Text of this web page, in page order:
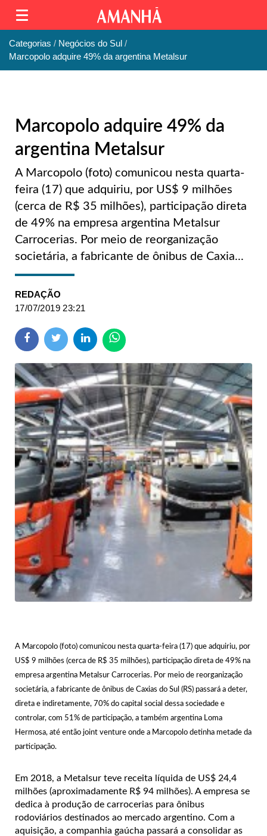
Categorias
Negócios do Sul
Marcopolo adquire 49% da argentina Metalsur
Marcopolo adquire 49% da
argentina Metalsur
A Marcopolo (foto) comunicou nesta quarta-
feira (17) que adquiriu, por US$ 9 milhões
(cerca de R$ 35 milhões), participação direta
de 49% na empresa argentina Metalsur
Carrocerias. Por meio de reorganização
societária, a fabricante de ônibus de Caxia...
REDAÇÃO
17/07/2019 23:21
A Marcopolo (foto) comunicou nesta quarta-feira (17) que adquiriu, por
US$ 9 milhões (cerca de R$ 35 milhões), participação direta de 49% na
empresa argentina Metalsur Carrocerias. Por meio de reorganização
societária, a fabricante de ônibus de Caxias do Sul (RS) passará a deter,
direta e indiretamente, 70% do capital social dessa sociedade e
controlar, com 51% de participação, a também argentina Loma
Hermosa, até então joint venture onde a Marcopolo detinha metade da
participação.
Em 2018, a Metalsur teve receita líquida de US$ 24,4
milhões (aproximadamente R$ 94 milhões). A empresa se
dedica à produção de carrocerias para ônibus
rodoviários destinados ao mercado argentino. Com a
aquisição, a companhia gaúcha passará a consolidar as